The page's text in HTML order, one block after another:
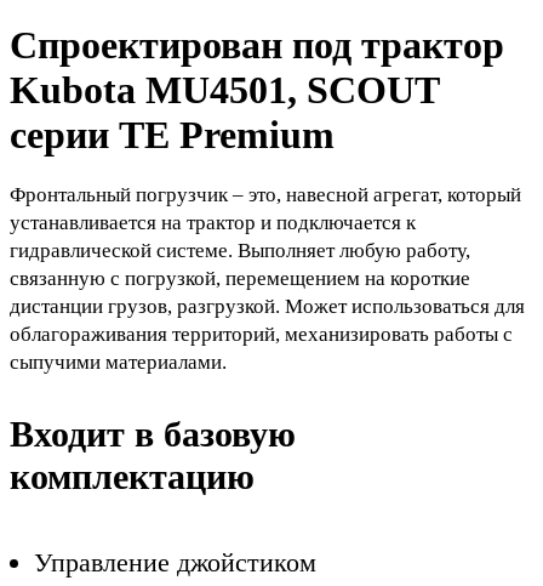
Спроектирован под трактор
Kubota MU4501, SCOUT
серии ТE Premium
Фронтальный погрузчик – это, навесной агрегат, который
устанавливается на трактор и подключается к
гидравлической системе. Выполняет любую работу,
связанную с погрузкой, перемещением на короткие
дистанции грузов, разгрузкой. Может использоваться для
облагораживания территорий, механизировать работы с
сыпучими материалами.
Входит в базовую
комплектацию
Управление джойстиком